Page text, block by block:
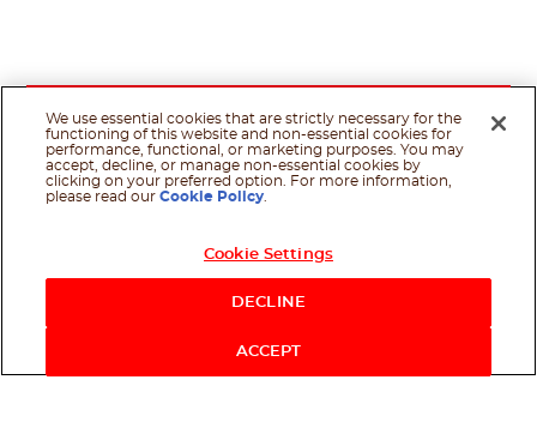
We use essential cookies that are strictly necessary for the
functioning of this website and non-essential cookies for
performance, functional, or marketing purposes. You may
accept, decline, or manage non-essential cookies by
clicking on your preferred option. For more information,
please read ourCookie Policy
Cookie Settings
DECLINE
ACCEPT